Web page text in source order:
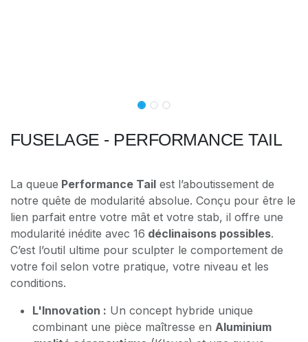
FUSELAGE - PERFORMANCE TAIL
La queue Performance Tail est l’aboutissement de
notre quête de modularité absolue. Conçu pour être le
lien parfait entre votre mât et votre stab, il offre une
modularité inédite avec 16 déclinaisons possibles.
C’est l’outil ultime pour sculpter le comportement de
votre foil selon votre pratique, votre niveau et les
conditions.
L'Innovation : Un concept hybride unique
combinant une pièce maîtresse en Aluminium